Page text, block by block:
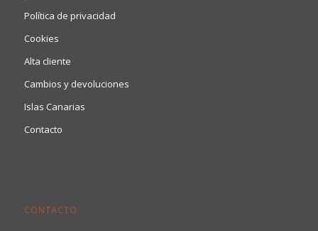
Política de privacidad
Cookies
Alta cliente
Cambios y devoluciones
Islas Canarias
Contacto
CONTACTO